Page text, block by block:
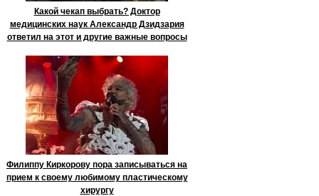
Какой чекап выбрать? Доктор
медицинских наук Александр Дзидзария
ответил на этот и другие важные вопросы
Филиппу Киркорову пора записываться на
прием к своему любимому пластическому
хирургу